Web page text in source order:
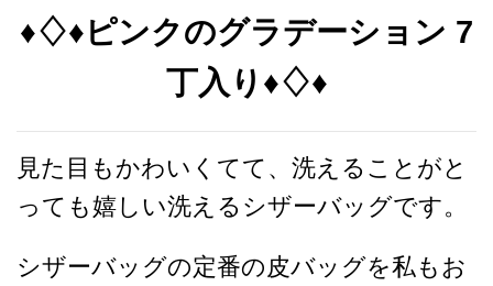
♦︎♢♦︎ピンクのグラデーション 7
丁入り♦︎♢♦︎
見た目もかわいくてて、洗えることがと
っても嬉しい洗えるシザーバッグです。
シザーバッグの定番の皮バッグを私もお